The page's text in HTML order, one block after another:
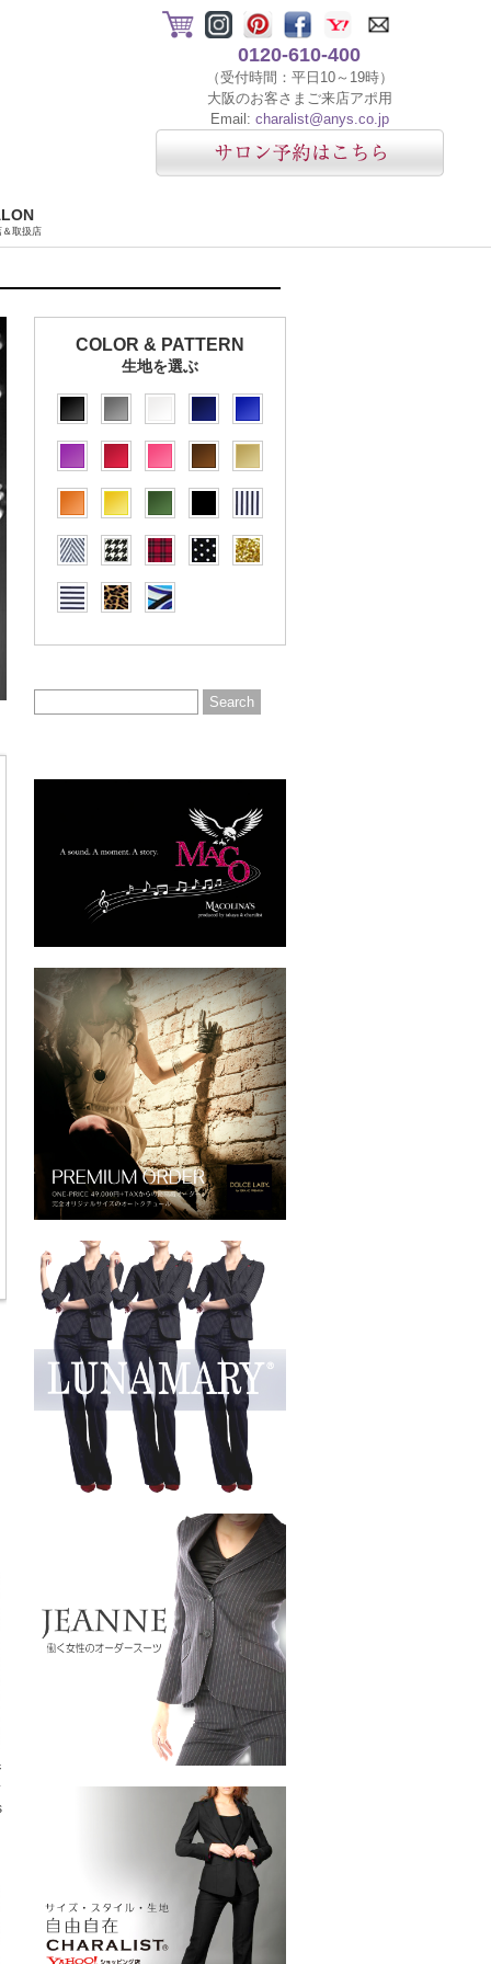
0120-610-400
（受付時間：平日10～19時）
大阪のお客さまご来店アポ用
Email: charalist@anys.co.jp
＆取扱店
COLOR & PATTERN
生地を選ぶ